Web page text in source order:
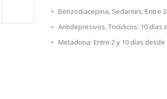
Benzodiacepina, Sedantes: Entre
Antidepresivos, Tricíclicos: 10 días
Metadona: Entre 2 y 10 días desde